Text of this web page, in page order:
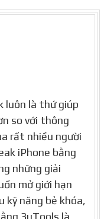
luôn là thứ giúp
so với thông
rất nhiều người
iPhone bằng
những giải
mở giới hạn
kỹ năng bẻ khóa,
3uTools là